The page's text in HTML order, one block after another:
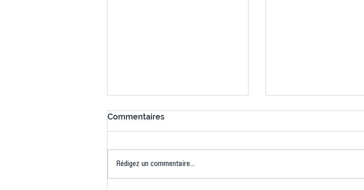
Commentaires
Rédigez un commentaire...